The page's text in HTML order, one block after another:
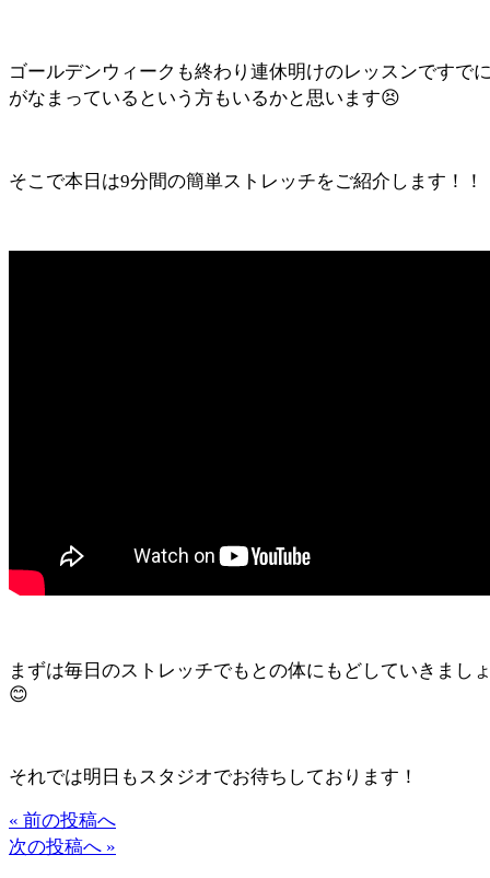
ゴールデンウィークも終わり連休明けのレッスンですで
がなまっているという方もいるかと思います😣
そこで本日は9分間の簡単ストレッチをご紹介します！！
まずは毎日のストレッチでもとの体にもどしていきまし
😊
それでは明日もスタジオでお待ちしております！
« 前の投稿へ
次の投稿へ »